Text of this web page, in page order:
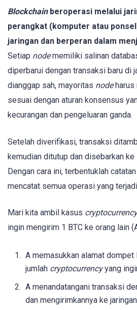
Blockchainberoperasi melalui
perangkat (komputer atau
jaringan dan berperan dalam
Setiap nodememiliki salinan
diperbarui dengan transaksi baru di
dianggap sah, mayoritas nodeharus
sesuai dengan aturan konsensus
kecurangan dan pengeluaran ganda.
Setelah diverifikasi, transaksi
kemudian ditutup dan disebarkan ke
Dengan cara ini, terbentuklah
mencatat semua operasi yang
Mari kita ambil kasus cryptocurrency
ingin mengirim 1 BTC ke orang lain
A memasukkan alamat dompet
jumlah cryptocurrencyyang
A menandatangani transaksi
dan mengirimkannya ke jaringan